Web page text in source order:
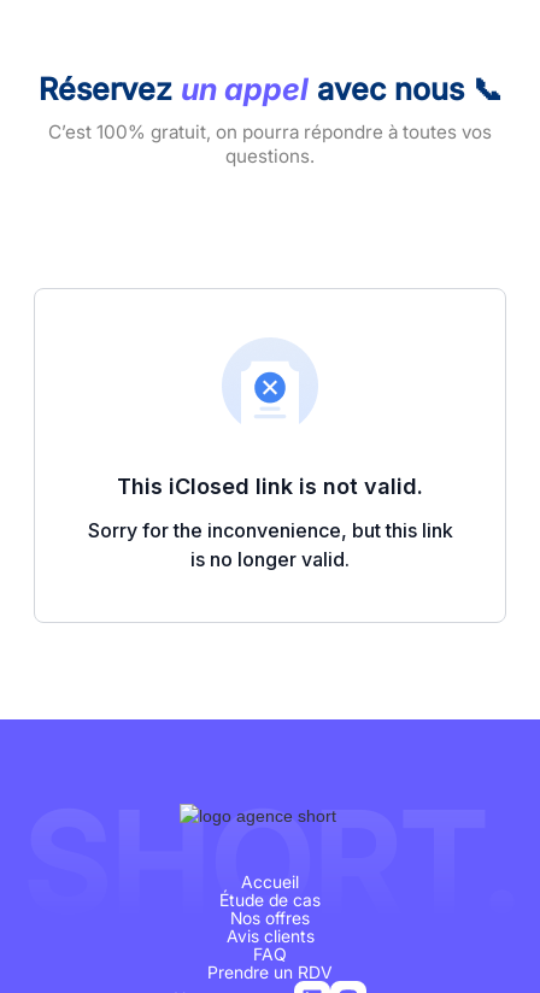
Réservez un appelavec nous 📞
C’est 100% gratuit, on pourra répondre à toutes vos
questions.
SHORT.
Accueil
Étude de cas
Nos offres
Avis clients
FAQ
Prendre un RDV